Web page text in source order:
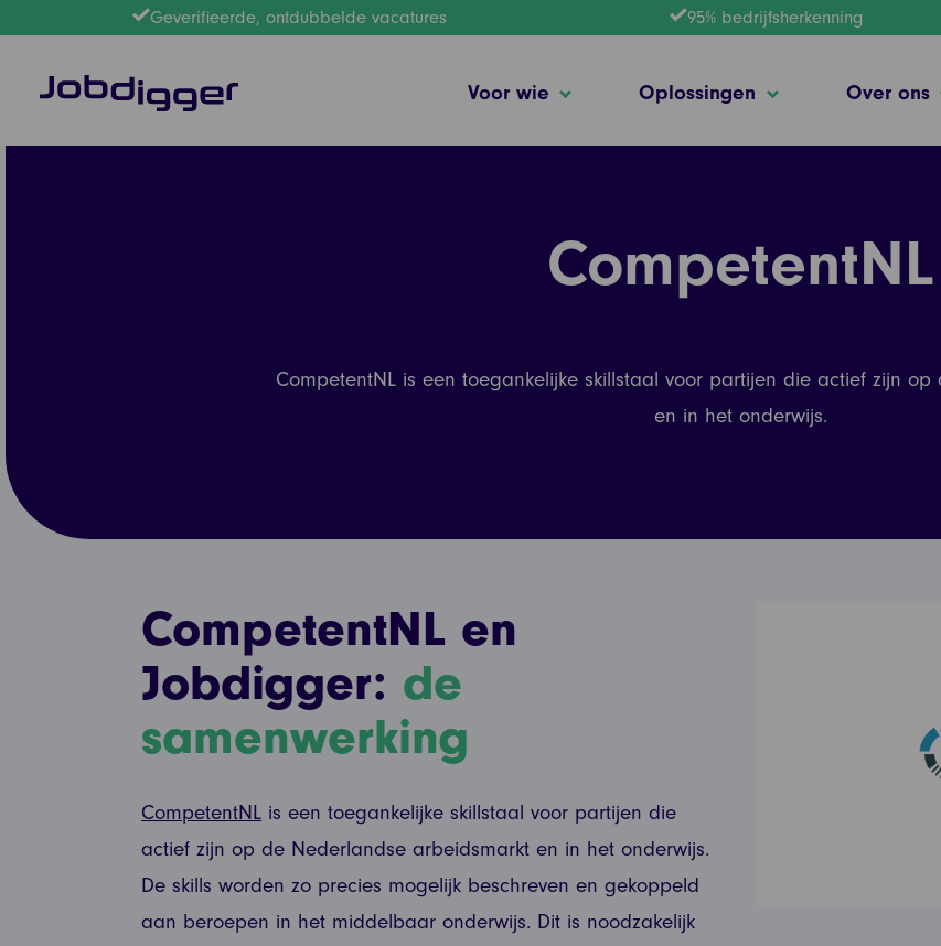
Geverifieerde, ontdubbelde vacatures 95% bedrijfsherkenning
Voor wie Oplossingen Over ons
CompetentNL
CompetentNL is een toegankelijke skillstaal voor partijen die actief zijn
en in het onderwijs.
CompetentNL en
Jobdigger: de
samenwerking
CompetentNL is een toegankelijke skillstaal voor partijen die
actief zijn op de Nederlandse arbeidsmarkt en in het onderwijs.
De skills worden zo precies mogelijk beschreven en gekoppeld
aan beroepen in het middelbaar onderwijs. Dit is noodzakelijk